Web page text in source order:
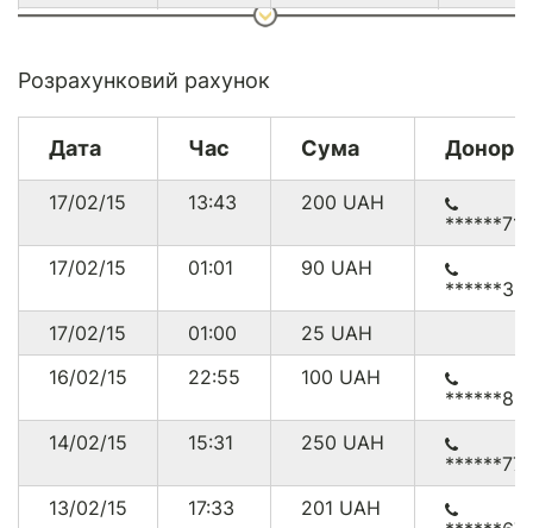
22/01/15
17:48
21/01/15
18:39 48.60USD
US
21/01/15
18:23 48.10USD
CZ
21/01/15
17:26 9.38USD
20/01/15
18:51 77.14USD
PL
US
19/01/15
07:35 3.57USD
14/01/15
21:15 38.42USD
11/01/15
14:53 28.74USD
DE
GB
31/12/14
03:42 48.60USD
Розрахунковий рахунок
Дата Час Сума Донор
17/02/15 13:43 200 UAH
17/02/15
01:01 90 UAH
17/02/15
01:00 25 UAH
16/02/15
22:55 100 UAH
14/02/15
15:31 250 UAH
13/02/15
17:33 201 UAH